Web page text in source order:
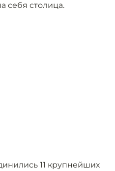
себя столица.
11 крупнейших